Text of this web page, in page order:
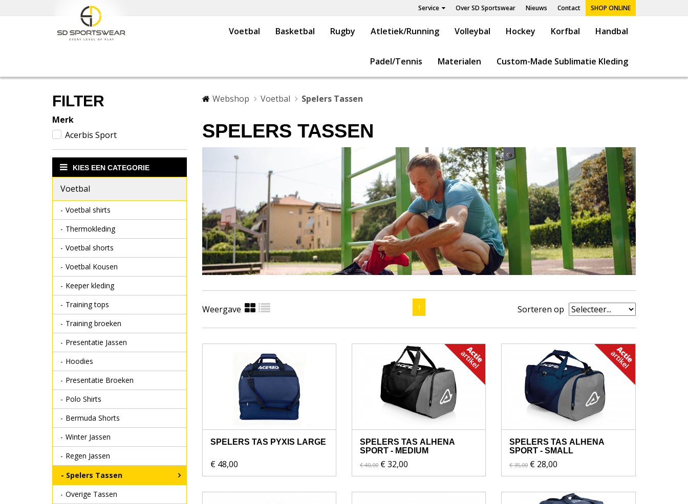
Service Over SD Sportswear Nieuws Contact SHOP ONLINE
Voetbal Basketbal Rugby Atletiek/Running Volleybal Hockey Korfbal Handbal
Padel/Tennis Materialen Custom-Made Sublimatie Kleding
FILTER
Merk
Acerbis Sport
KIES EEN CATEGORIE
Voetbal
Voetbal shirts
Thermokleding
Voetbal shorts
Voetbal Kousen
Keeper kleding
Training tops
Training broeken
Presentatie Jassen
Hoodies
Presentatie Broeken
Polo Shirts
Bermuda Shorts
Winter Jassen
Regen Jassen
Spelers Tassen
Overige Tassen
Webshop Voetbal Spelers Tassen
SPELERS TASSEN
Weergave Sorteren op
1
SPELERS TAS PYXIS LARGE
€ 48,00
SPELERS TAS ALHENA
SPORT - MEDIUM
€ 40,00€ 32,00
SPELERS TAS ALHENA
SPORT - SMALL
€ 35,00€ 28,00